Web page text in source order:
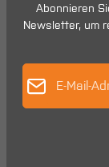
Abonnieren
Newsletter, um